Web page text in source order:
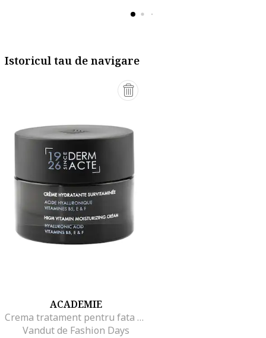
Istoricul tau de navigare
ACADEMIE
Crema tratament pentru fata Derm Acte Hydratante Survitaminee cu acid hiluronic 50 ml
Vandut de Fashion Days